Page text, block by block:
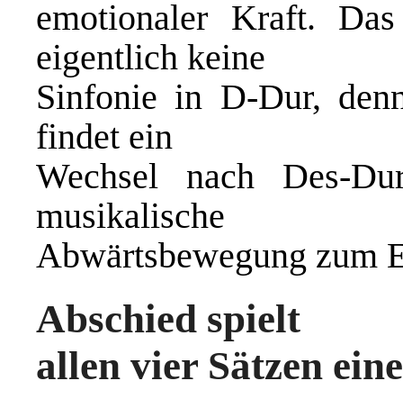
emotionaler Kraft.
eigentlich keine
Sinfonie in D-Dur,
findet ein
Wechsel nach Des-
musikalische
Abwärtsbewegung zum
Abschied spielt
allen vier Sätzen